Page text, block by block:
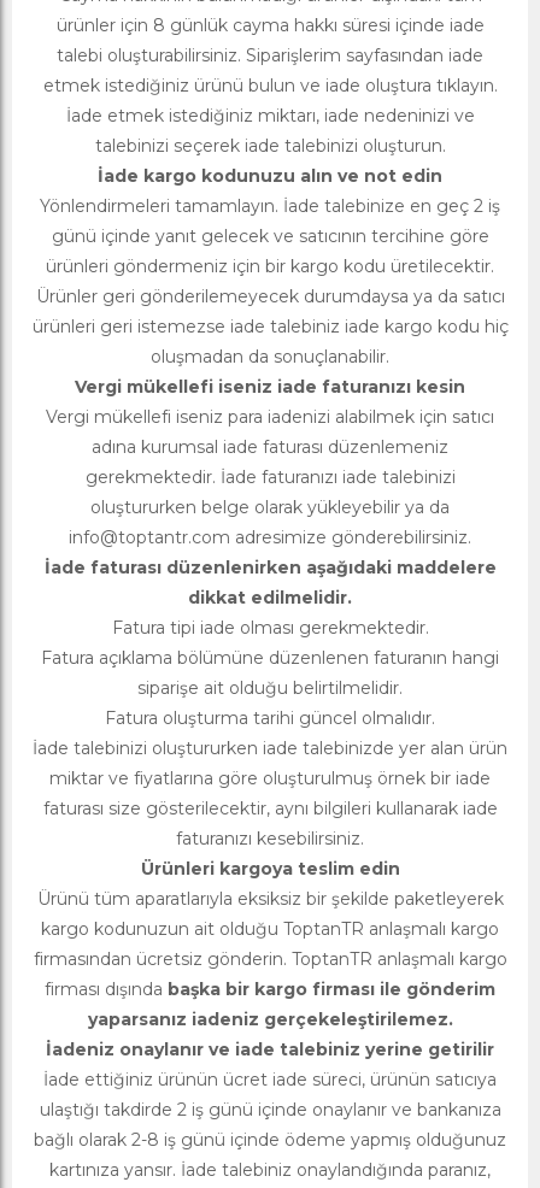
ürünler için 8 günlük cayma hakkı süresi içinde iade
talebi oluşturabilirsiniz. Siparişlerim sayfasından iade
etmek istediğiniz ürünü bulun ve iade oluştura tıklayın.
İade etmek istediğiniz miktarı, iade nedeninizi ve
talebinizi seçerek iade talebinizi oluşturun.
İade kargo kodunuzu alın ve not edin
Yönlendirmeleri tamamlayın. İade talebinize en geç 2 iş
günü içinde yanıt gelecek ve satıcının tercihine göre
ürünleri göndermeniz için bir kargo kodu üretilecektir.
Ürünler geri gönderilemeyecek durumdaysa ya da satıcı
ürünleri geri istemezse iade talebiniz iade kargo kodu hiç
oluşmadan da sonuçlanabilir.
Vergi mükellefi iseniz iade faturanızı kesin
Vergi mükellefi iseniz para iadenizi alabilmek için satıcı
adına kurumsal iade faturası düzenlemeniz
gerekmektedir. İade faturanızı iade talebinizi
oluştururken belge olarak yükleyebilir ya da
info@toptantr.com adresimize gönderebilirsiniz.
İade faturası düzenlenirken aşağıdaki maddelere
dikkat edilmelidir.
Fatura tipi iade olması gerekmektedir.
Fatura açıklama bölümüne düzenlenen faturanın hangi
siparişe ait olduğu belirtilmelidir.
Fatura oluşturma tarihi güncel olmalıdır.
İade talebinizi oluştururken iade talebinizde yer alan ürün
miktar ve fiyatlarına göre oluşturulmuş örnek bir iade
faturası size gösterilecektir, aynı bilgileri kullanarak iade
faturanızı kesebilirsiniz.
Ürünleri kargoya teslim edin
Ürünü tüm aparatlarıyla eksiksiz bir şekilde paketleyerek
kargo kodunuzun ait olduğu ToptanTR anlaşmalı kargo
firmasından ücretsiz gönderin. ToptanTR anlaşmalı kargo
firması dışında başka bir kargo firması ile gönderim
yaparsanız iadeniz gerçekeleştirilemez.
İadeniz onaylanır ve iade talebiniz yerine getirilir
İade ettiğiniz ürünün ücret iade süreci, ürünün satıcıya
ulaştığı takdirde 2 iş günü içinde onaylanır ve bankanıza
bağlı olarak 2-8 iş günü içinde ödeme yapmış olduğunuz
kartınıza yansır. İade talebiniz onaylandığında paranız,